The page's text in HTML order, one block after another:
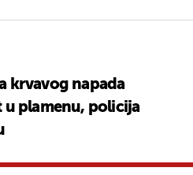
krvavog napada
u plamenu, policija